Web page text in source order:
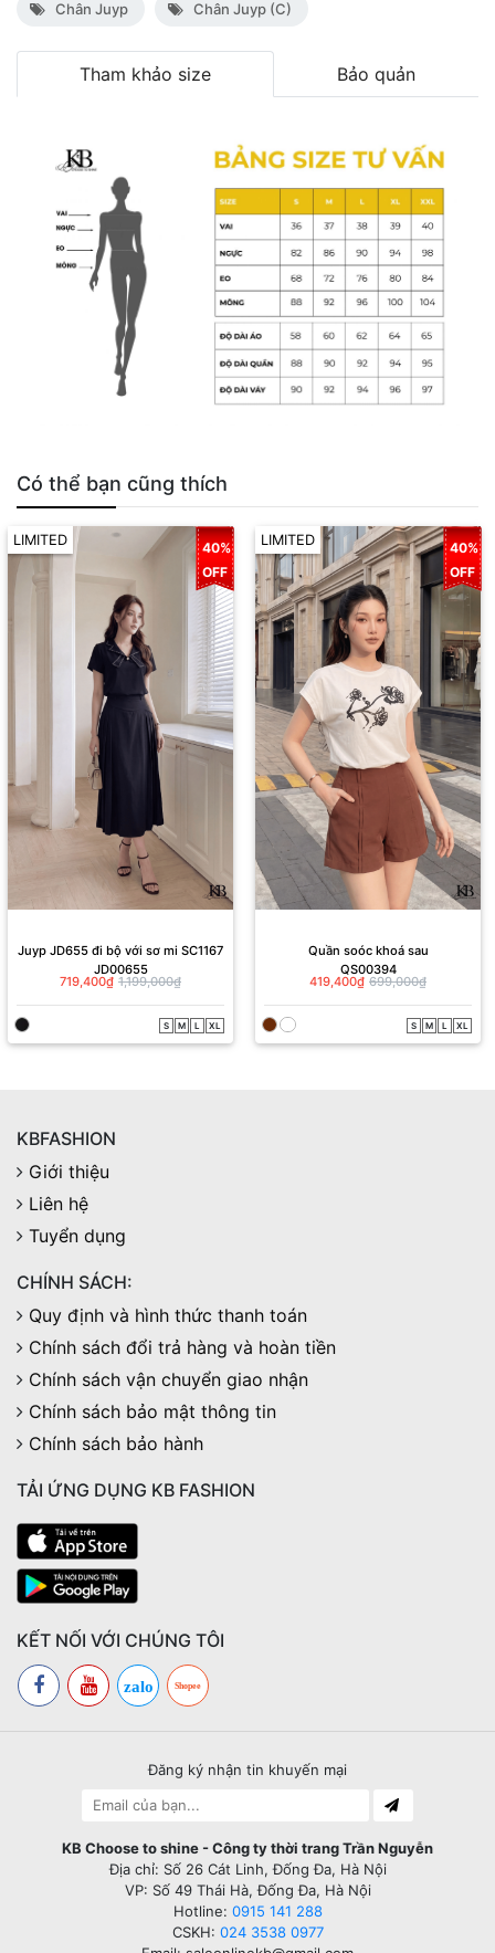
Chân Juyp Chân Juyp (C)
Tham khảo size Bảo quản
Có thể bạn cũng thích
LIMITED
40%
OFF
Juyp JD655 đi bộ với sơ mi SC1167
JD00655
719,400₫ 1,199,000₫
S M L XL
LIMITED
40%
OFF
Quần soóc khoá sau
QS00394
419,400₫ 699,000₫
S M L XL
KBFASHION
Giới thiệu
Liên hệ
Tuyển dụng
CHÍNH SÁCH:
Quy định và hình thức thanh toán
Chính sách đổi trả hàng và hoàn tiền
Chính sách vận chuyển giao nhận
Chính sách bảo mật thông tin
Chính sách bảo hành
TẢI ỨNG DỤNG KB FASHION
KẾT NỐI VỚI CHÚNG TÔI
zalo Shopee
Đăng ký nhận tin khuyến mại
KB Choose to shine - Công ty thời trang Trần Nguyễn
Địa chỉ: Số 26 Cát Linh, Đống Đa, Hà Nội
VP: Số 49 Thái Hà, Đống Đa, Hà Nội
Hotline: 0915 141 288
CSKH: 024 3538 0977